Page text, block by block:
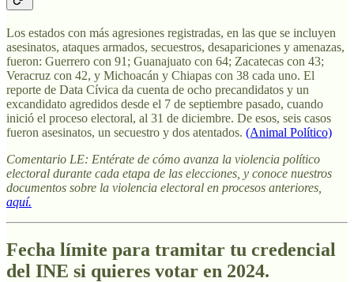
Los estados con más agresiones registradas, en las que se incluyen
asesinatos, ataques armados, secuestros, desapariciones y amenazas,
fueron: Guerrero con 91; Guanajuato con 64; Zacatecas con 43;
Veracruz con 42, y Michoacán y Chiapas con 38 cada uno. El
reporte de Data Cívica da cuenta de ocho precandidatos y un
excandidato agredidos desde el 7 de septiembre pasado, cuando
inició el proceso electoral, al 31 de diciembre. De esos, seis casos
fueron asesinatos, un secuestro y dos atentados. (Animal Político)
Comentario LE: Entérate de cómo avanza la violencia político
electoral durante cada etapa de las elecciones, y conoce nuestros
documentos sobre la violencia electoral en procesos anteriores,
aquí.
Fecha límite para tramitar tu credencial
del INE si quieres votar en 2024.